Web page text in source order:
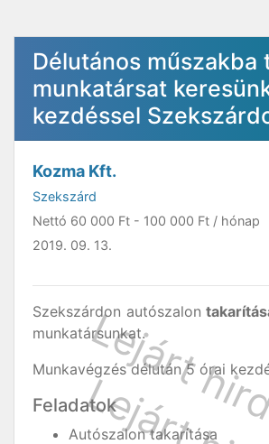
Délutános műszakba
munkatársat
kezdéssel
Kozma Kft.
Szekszárd
Nettó 60 000 Ft - 100 000 Ft / hónap
2019. 09. 13.
Szekszárdon autószalon
munkatársunkat.
Munkavégzés délután 5 órai
Feladatok
Autószalon takarítása